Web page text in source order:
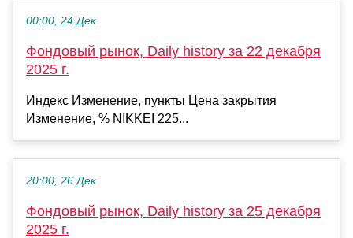
00:00, 24 Дек
Фондовый рынок, Daily history за 22 декабря
2025 г.
Индекс Изменение, пункты Цена закрытия
Изменение, % NIKKEI 225...
20:00, 26 Дек
Фондовый рынок, Daily history за 25 декабря
2025 г.